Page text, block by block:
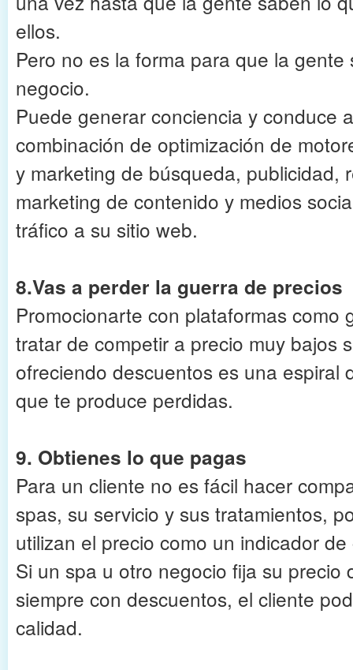
ellos.
Pero no es la forma para que la
negocio.
Puede generar conciencia y conduce
combinación de optimización de
y marketing de búsqueda, publicidad,
marketing de contenido y medios
tráfico a su sitio web.
8.Vas a perder la guerra de precios
Promocionarte con plataformas como
tratar de competir a precio muy bajos
ofreciendo descuentos es una espiral
que te produce perdidas.
9. Obtienes lo que pagas
Para un cliente no es fácil hacer
spas, su servicio y sus tratamientos,
utilizan el precio como un indicador
Si un spa u otro negocio fija su precio
siempre con descuentos, el cliente
calidad.